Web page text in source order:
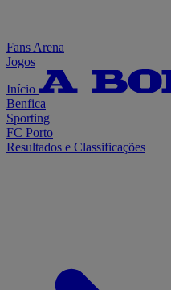
Fans Arena
Jogos
Início
Benfica
Sporting
FC Porto
Resultados e Classificações